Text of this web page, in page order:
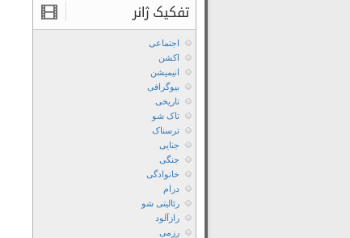
تفکیک ژانر
اجتماعی
اکشن
انیمیشن
بیوگرافی
تاریخی
تاک شو
ترسناک
جنایی
جنگی
خانوادگی
درام
رئالیتی شو
رازآلود
رزمی